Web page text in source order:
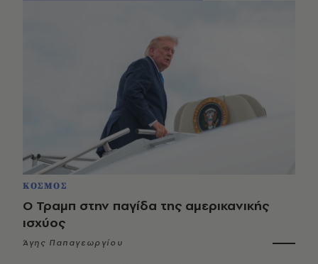
ΚΟΣΜΟΣ
Ο Τραμπ στην παγίδα της αμερικανικής
ισχύος
Άγης Παπαγεωργίου